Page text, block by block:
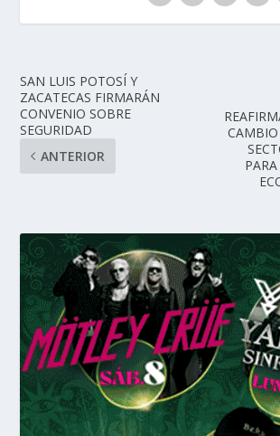
SAN LUIS POTOSÍ Y
ZACATECAS FIRMARÁN
CONVENIO SOBRE
SEGURIDAD
ANTERIOR
CAMBIO